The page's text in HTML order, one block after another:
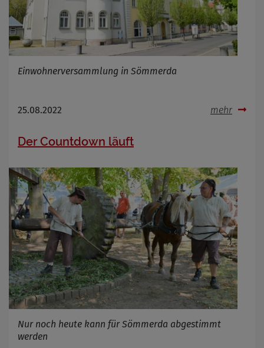
Einwohnerversammlung in Sömmerda
25.08.2022 mehr
Der Countdown läuft
Nur noch heute kann für Sömmerda abgestimmt
werden